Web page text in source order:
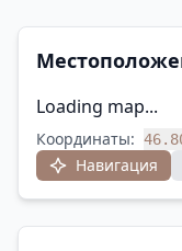
Loading map...
Координаты:
Навигация